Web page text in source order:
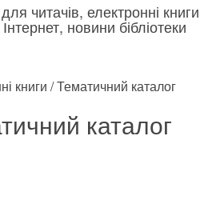
читачів, електронні
новини бібліотеки
книги / Тематичний каталог
каталог